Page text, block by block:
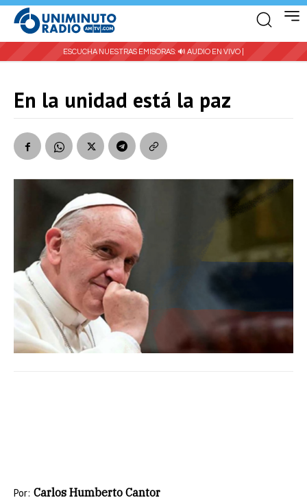
ESCUCHA NUESTRAS EMISORAS: 🔊 AUDIO EN VIVO |
En la unidad está la paz
Por: Carlos Humberto Cantor